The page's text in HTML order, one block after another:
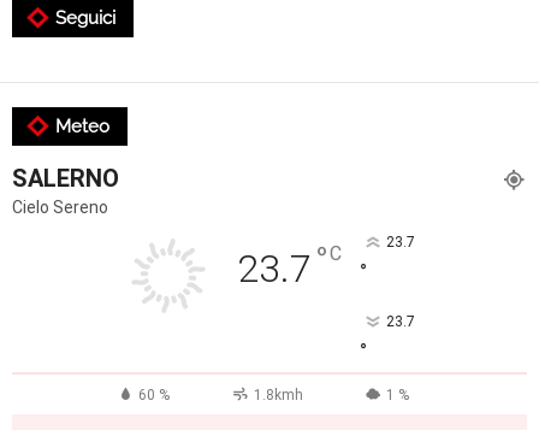
Seguici
Meteo
SALERNO
Cielo Sereno
23.7 °C 23.7
°
23.7
°
60 % 1.8kmh 1 %